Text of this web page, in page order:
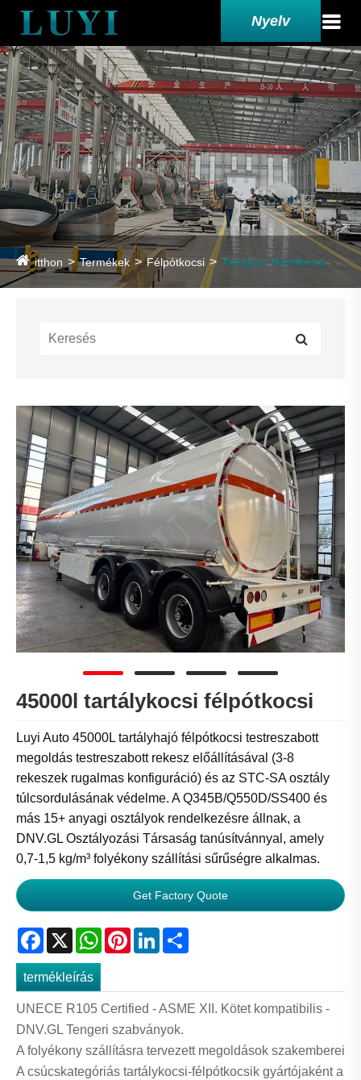
Nyelv
itthon Termékek Félpótkocsi Tartályos félpótkocsi
45000l tartálykocsi félpótkocsi
Luyi Auto 45000L tartályhajó félpótkocsi testreszabott
megoldás testreszabott rekesz előállításával (3-8
rekeszek rugalmas konfiguráció) és az STC-SA osztály
túlcsordulásának védelme. A Q345B/Q550D/SS400 és
más 15+ anyagi osztályok rendelkezésre állnak, a
DNV.GL Osztályozási Társaság tanúsítvánnyal, amely
0,7-1,5 kg/m³ folyékony szállítási sűrűségre alkalmas.
Get Factory Quote
Facebook
X WhatsApp
PinterestLinkedIn
termékleírás
UNECE R105 Certified - ASME XII. Kötet kompatibilis -
DNV.GL Tengeri szabványok.
A folyékony szállításra tervezett megoldások szakemberei
A csúcskategóriás tartálykocsi-félpótkocsik gyártójaként a